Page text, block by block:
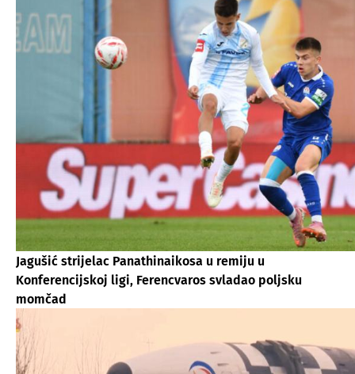
Jagušić strijelac Panathinaikosa u remiju u
Konferencijskoj ligi, Ferencvaros svladao poljsku
momčad